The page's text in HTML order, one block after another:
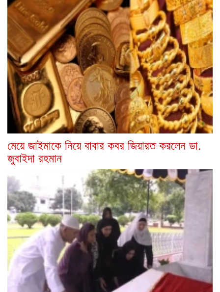
মেয়ে জাইমাকে নিয়ে বাবার কবর জিয়ারত করলেন ডা.
জুবাইদা রহমান